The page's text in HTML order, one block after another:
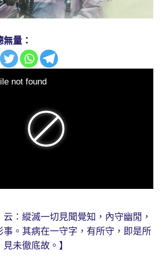
量：
not found
縱滅一切見聞覺知，內守幽閒，
事。其病在一守字，有所守，即是所
未徹底故。】